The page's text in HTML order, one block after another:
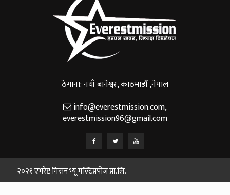
ठेगाना: नयाँ बानेश्वर, काठमाडौँ ,नेपाल
info@everestmission.com,
everestmission96@gmail.com
२०२१ एभरेष्ट मिसन भ्यू मल्टिप्रपोज प्रा.लि.